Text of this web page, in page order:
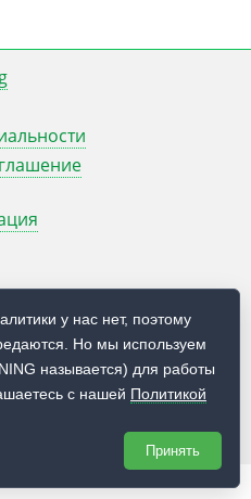
центр Advanced Training
у нас нет, поэтому
Но мы используем
называется) для работы
с нашей Политикой
Принять